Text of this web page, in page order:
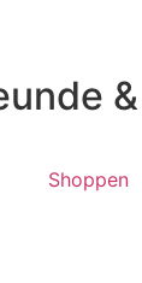
Shoppen